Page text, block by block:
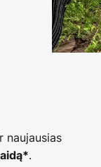
naujausias
.